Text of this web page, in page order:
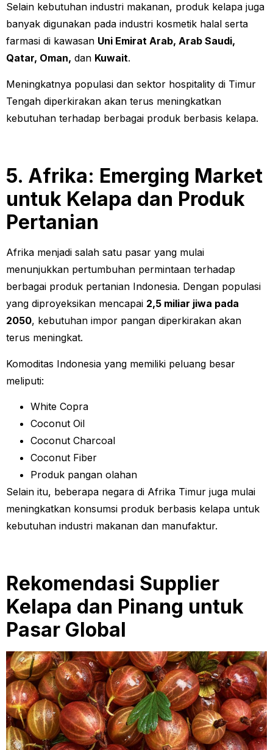
Selain kebutuhan industri makanan, produk kelapa juga
banyak digunakan pada industri kosmetik halal serta
farmasi di kawasan Uni Emirat Arab, Arab Saudi,
Qatar, Oman, dan Kuwait.
Meningkatnya populasi dan sektor hospitality di Timur
Tengah diperkirakan akan terus meningkatkan
kebutuhan terhadap berbagai produk berbasis kelapa.
5. Afrika: Emerging Market
untuk Kelapa dan Produk
Pertanian
Afrika menjadi salah satu pasar yang mulai
menunjukkan pertumbuhan permintaan terhadap
berbagai produk pertanian Indonesia. Dengan populasi
yang diproyeksikan mencapai 2,5 miliar jiwa pada
2050, kebutuhan impor pangan diperkirakan akan
terus meningkat.
Komoditas Indonesia yang memiliki peluang besar
meliputi:
White Copra
Coconut Oil
Coconut Charcoal
Coconut Fiber
Produk pangan olahan
Selain itu, beberapa negara di Afrika Timur juga mulai
meningkatkan konsumsi produk berbasis kelapa untuk
kebutuhan industri makanan dan manufaktur.
Rekomendasi Supplier
Kelapa dan Pinang untuk
Pasar Global